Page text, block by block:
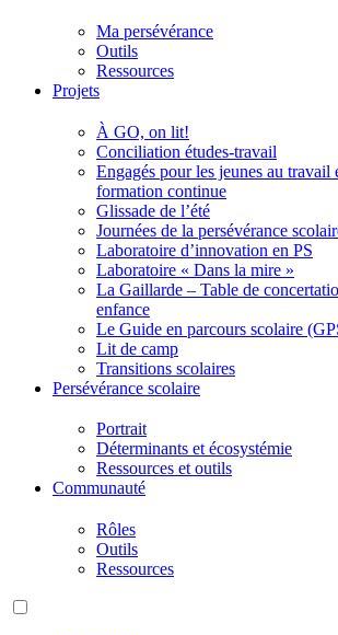
Ma persévérance
Outils
Ressources
Projets
À GO, on lit!
Conciliation études-travail
Engagés pour les jeunes au travail
formation continue
Glissade de l’été
Journées de la persévérance
Laboratoire d’innovation en PS
Laboratoire « Dans la mire »
La Gaillarde – Table de
enfance
Le Guide en parcours scolaire
Lit de camp
Transitions scolaires
Persévérance scolaire
Portrait
Déterminants et écosystémie
Ressources et outils
Communauté
Rôles
Outils
Ressources